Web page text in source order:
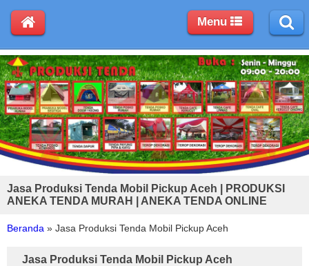
Jasa Produksi Tenda Mobil Pickup Aceh | PRODUKSI
ANEKA TENDA MURAH | ANEKA TENDA ONLINE
Beranda » Jasa Produksi Tenda Mobil Pickup Aceh
Jasa Produksi Tenda Mobil Pickup Aceh
Menu